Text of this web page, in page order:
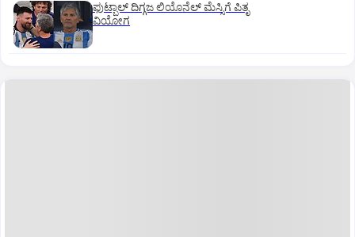
ಫುಟ್ಬಾಲ್ ದಿಗ್ಗಜ ಲಿಯೊನೆಲ್‌ ಮೆಸ್ಸಿಗೆ ಪಿತೃ
ವಿಯೋಗ